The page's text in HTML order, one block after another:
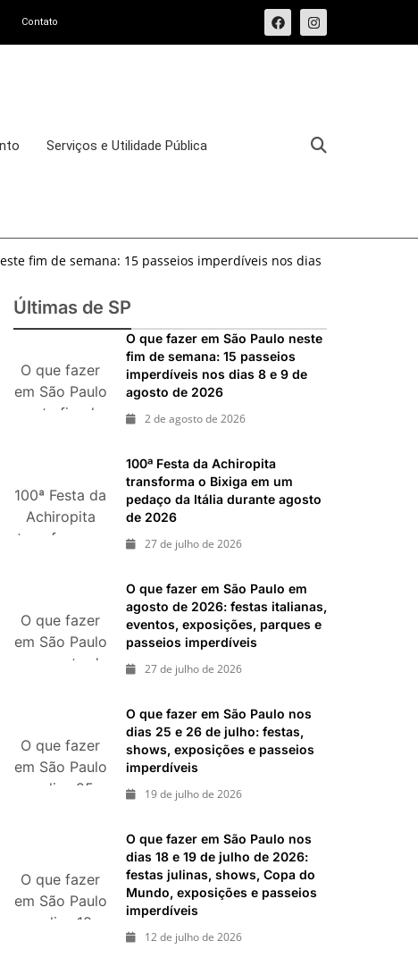
Contato
Serviços e Utilidade Pública
fim de semana: 15 passeios imperdíveis nos dias
o Bixiga em um pedaço da Itália durante
agosto de 2026: festas italianas, eventos,
imperdíveis
dias 25 e 26 de julho: festas, shows, exposições e
dias 18 e 19 de julho de 2026: festas julinas, shows,
passeios imperdíveis
final de semana de 11 e 12 de julho: guia completo
shows, parques, gastronomia, automobilismo e
Últimas de SP
O que fazer
em São Paulo
neste fim de
nos dias 8 e
9 de agosto
de 2026
O que fazer em São Paulo neste
fim de semana: 15 passeios
imperdíveis nos dias 8 e 9 de
agosto de 2026
2 de agosto de 2026
100ª Festa da
Achiropita
transforma o
agosto de
2026
100ª Festa da Achiropita
transforma o Bixiga em um
pedaço da Itália durante agosto
de 2026
27 de julho de 2026
O que fazer
em São Paulo
em agosto de
exposições,
parques e
passeios
O que fazer em São Paulo em
agosto de 2026: festas italianas,
eventos, exposições, parques e
passeios imperdíveis
27 de julho de 2026
O que fazer
em São Paulo
nos dias 25 e
exposições e
passeios
imperdíveis
O que fazer em São Paulo nos
dias 25 e 26 de julho: festas,
shows, exposições e passeios
imperdíveis
19 de julho de 2026
O que fazer
em São Paulo
nos dias 18 e
O que fazer em São Paulo nos
dias 18 e 19 de julho de 2026:
festas julinas, shows, Copa do
Mundo, exposições e passeios
imperdíveis
12 de julho de 2026